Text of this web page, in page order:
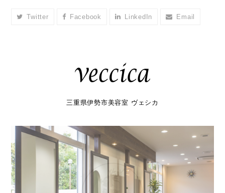
Twitter Facebook LinkedIn Email
三重県伊勢市美容室 ヴェシカ